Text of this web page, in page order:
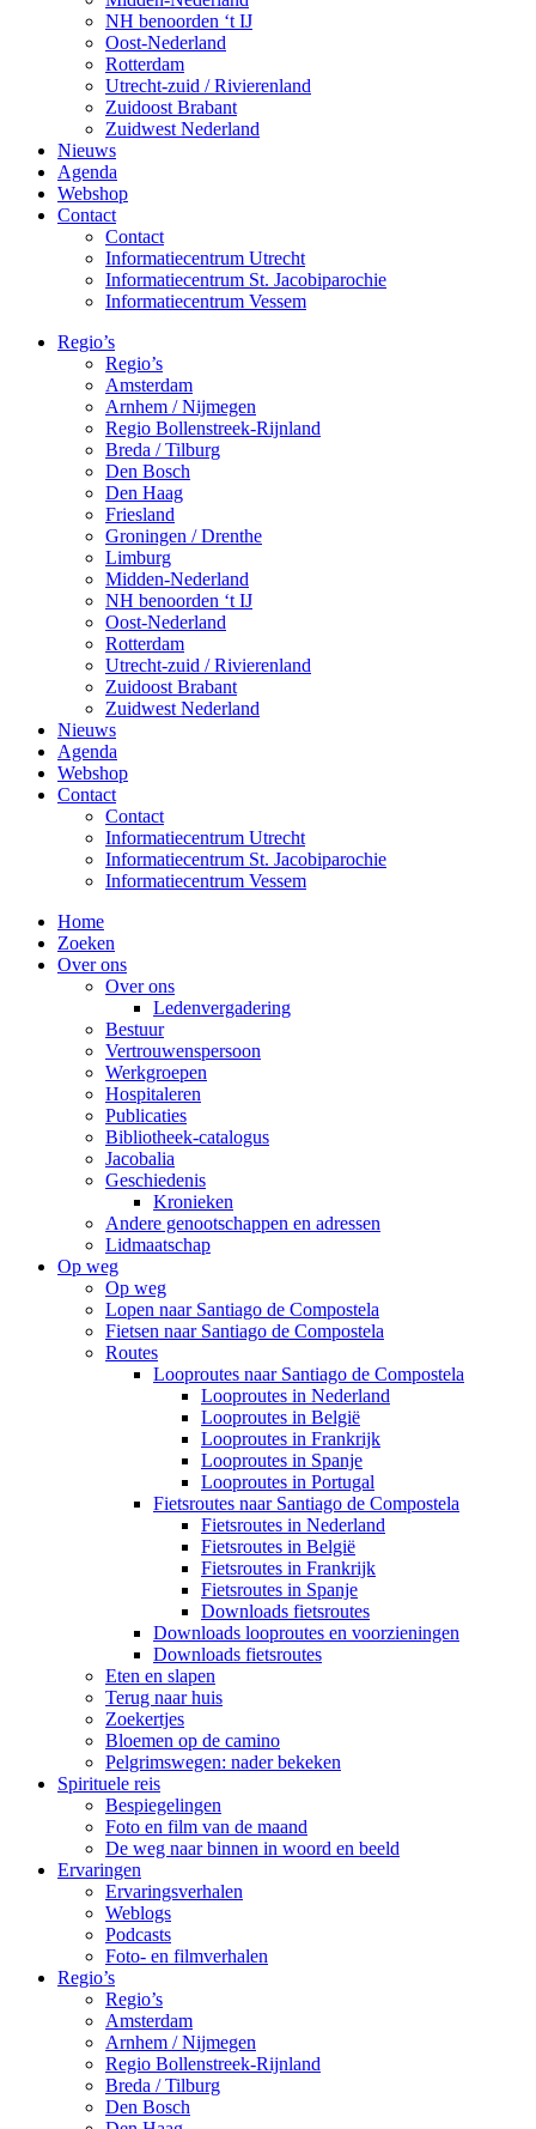
NH benoorden ‘t IJ
Oost-Nederland
Rotterdam
Utrecht-zuid / Rivierenland
Zuidoost Brabant
Zuidwest Nederland
Nieuws
Agenda
Webshop
Contact
Contact
Informatiecentrum Utrecht
Informatiecentrum St. Jacobiparochie
Informatiecentrum Vessem
Regio’s
Regio’s
Amsterdam
Arnhem / Nijmegen
Regio Bollenstreek-Rijnland
Breda / Tilburg
Den Bosch
Den Haag
Friesland
Groningen / Drenthe
Limburg
Midden-Nederland
NH benoorden ‘t IJ
Oost-Nederland
Rotterdam
Utrecht-zuid / Rivierenland
Zuidoost Brabant
Zuidwest Nederland
Nieuws
Agenda
Webshop
Contact
Contact
Informatiecentrum Utrecht
Informatiecentrum St. Jacobiparochie
Informatiecentrum Vessem
Home
Zoeken
Over ons
Over ons
Ledenvergadering
Bestuur
Vertrouwenspersoon
Werkgroepen
Hospitaleren
Publicaties
Bibliotheek-catalogus
Jacobalia
Geschiedenis
Kronieken
Andere genootschappen en adressen
Lidmaatschap
Op weg
Op weg
Lopen naar Santiago de Compostela
Fietsen naar Santiago de Compostela
Routes
Looproutes naar Santiago de Compostela
Looproutes in Nederland
Looproutes in België
Looproutes in Frankrijk
Looproutes in Spanje
Looproutes in Portugal
Fietsroutes naar Santiago de Compostela
Fietsroutes in Nederland
Fietsroutes in België
Fietsroutes in Frankrijk
Fietsroutes in Spanje
Downloads fietsroutes
Downloads looproutes en voorzieningen
Downloads fietsroutes
Eten en slapen
Terug naar huis
Zoekertjes
Bloemen op de camino
Pelgrimswegen: nader bekeken
Spirituele reis
Bespiegelingen
Foto en film van de maand
De weg naar binnen in woord en beeld
Ervaringen
Ervaringsverhalen
Weblogs
Podcasts
Foto- en filmverhalen
Regio’s
Regio’s
Amsterdam
Arnhem / Nijmegen
Regio Bollenstreek-Rijnland
Breda / Tilburg
Den Bosch